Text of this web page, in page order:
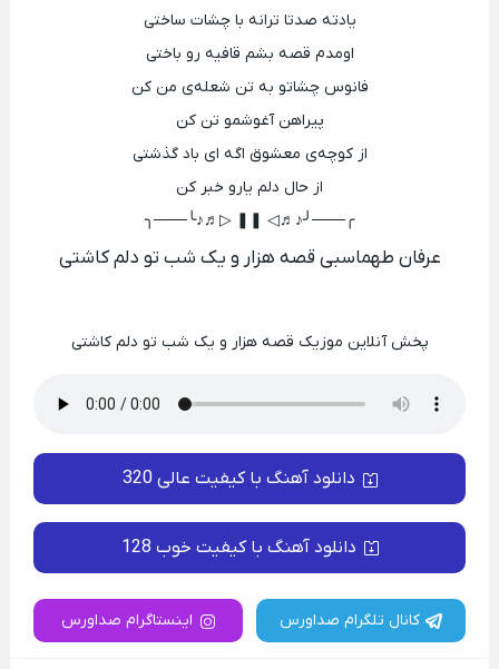
یادته صدتا ترانه با چشات ساختی
اومدم قصه بشم قافیه رو باختی
فانوس چشاتو به تن شعله‌ی من کن
پیراهن آغوشمو تن کن
از کوچه‌ی معشوق اگه ای باد گذشتی
از حال دلم یارو خبر کن
╭───╯♪♬◁ ❚❚ ▷♬♪╰───╮
عرفان طهماسبی قصه هزار و یک شب تو دلم کاشتی
پخش آنلاین موزیک قصه هزار و یک شب تو دلم کاشتی
دانلود آهنگ با کیفیت عالی 320
دانلود آهنگ با کیفیت خوب 128
کانال تلگرام صداورس اینستاگرام صداورس